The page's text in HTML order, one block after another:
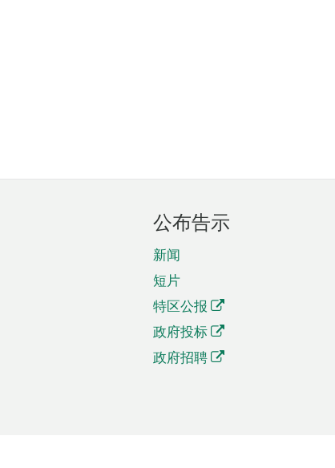
公布告示
新闻
短片
特区公报
政府投标
政府招聘